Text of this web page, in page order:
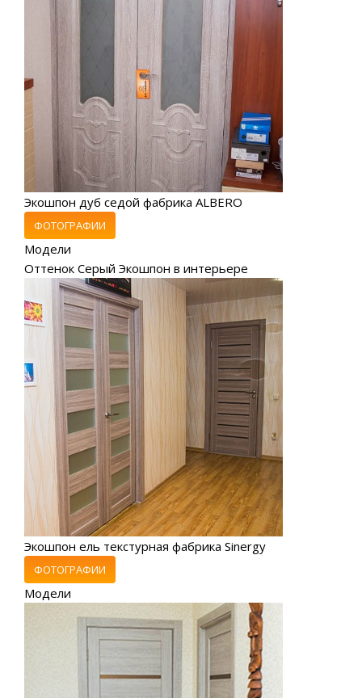
Экошпон дуб седой фабрика ALBERO
ФОТОГРАФИИ
Модели
Оттенок Серый Экошпон в интерьере
Экошпон ель текстурная фабрика Sinergy
ФОТОГРАФИИ
Модели